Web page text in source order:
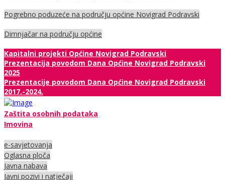
Pogrebno poduzeće na području općine Novigrad Podravski
Dimnjačar na području općine
Kapitalni projekti Općine Novigrad Podravski
Prezentacija povodom Dana Općine Novigrad Podravski
2025
Prezentacije povodom Dana Općine Novigrad Podravski
2017.-2024.
Zaštita osobnih podataka
Imovina
e-savjetovanja
Oglasna ploča
Javna nabava
Javni pozivi i natječaji